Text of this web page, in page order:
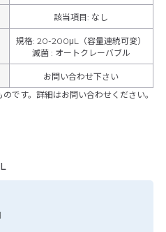
該当項目: なし
規格:20-200μL（容量連続可変）
滅菌 : オートクレーバブル
お問い合わせ下さい
です。詳細はお問い合わせください。